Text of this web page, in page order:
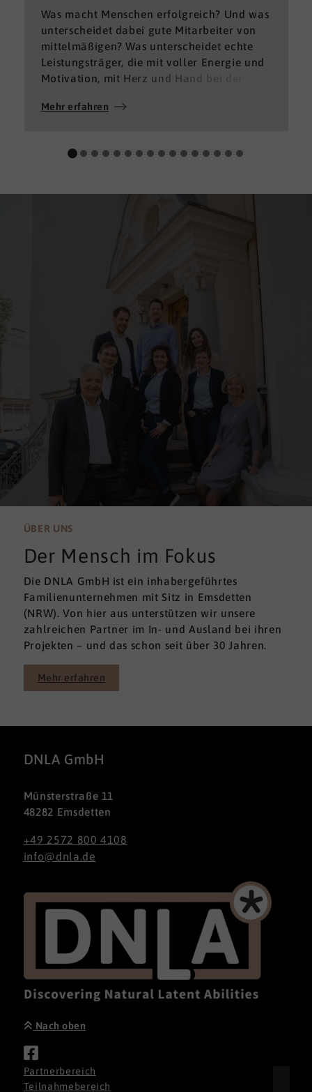
Was macht Menschen erfolgreich? Und was
unterscheidet dabei gute Mitarbeiter von
mittelmäßigen? Was unterscheidet echte
Leistungsträger, die mit voller Energie und
Motivation, mit Herz und Hand bei der
„Job“ machen und von denen, die – aus
Mehr erfahren
ÜBER UNS
Der Mensch im Fokus
Die DNLA GmbH ist ein inhabergeführtes
Familienunternehmen mit Sitz in Emsdetten
(NRW). Von hier aus unterstützen wir unsere
zahlreichen Partner im In- und Ausland bei ihren
Projekten – und das schon seit über 30 Jahren.
Mehr erfahren
DNLA GmbH
Münsterstraße 11
48282 Emsdetten
+49 2572 800 4108
info@dnla.de
Nach oben
Partnerbereich
Teilnahmebereich